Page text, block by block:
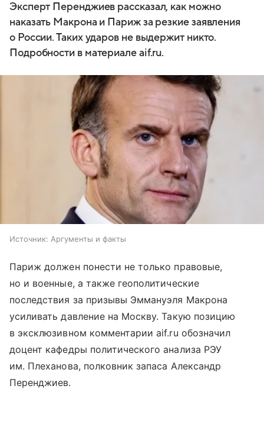
Эксперт Перенджиев рассказал, как можно
наказать Макрона и Париж за резкие заявления
о России. Таких ударов не выдержит никто.
Подробности в материале aif.ru.
Источник: Аргументы и факты
Париж должен понести не только правовые,
но и военные, а также геополитические
последствия за призывы Эммануэля Макрона
усиливать давление на Москву. Такую позицию
в эксклюзивном комментарии aif.ru обозначил
доцент кафедры политического анализа РЭУ
им. Плеханова, полковник запаса Александр
Перенджиев.